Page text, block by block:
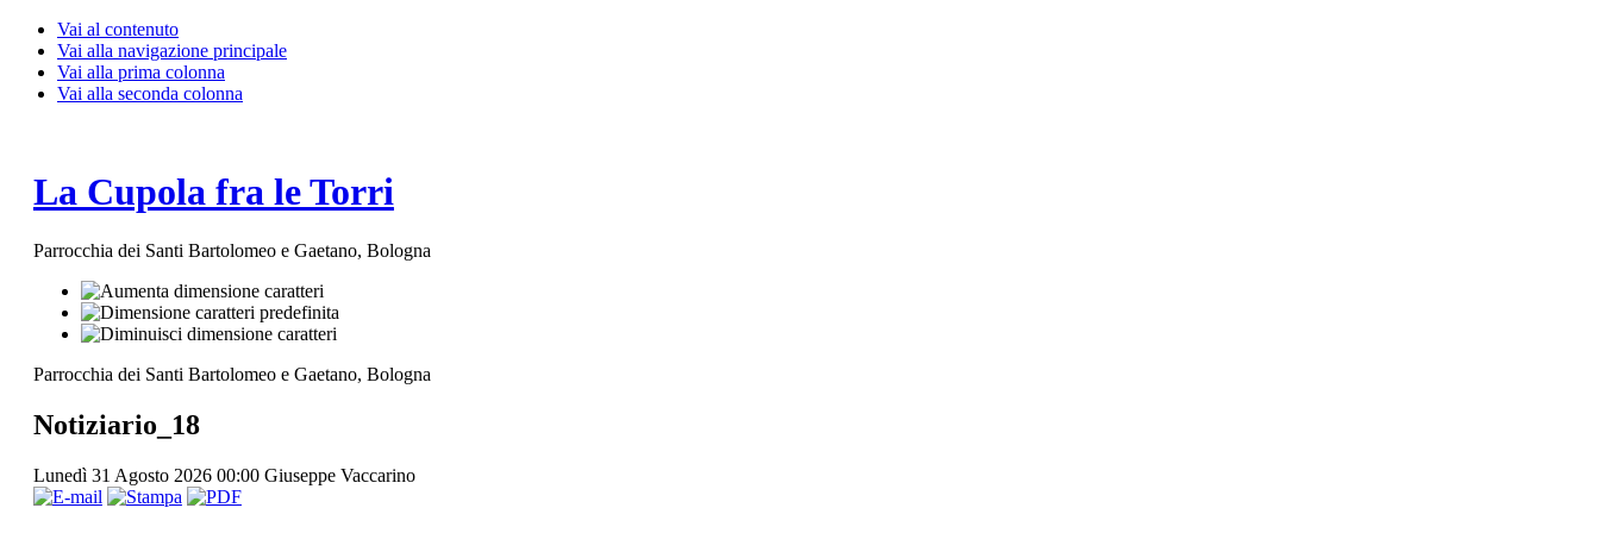
Vai al contenuto
Vai alla navigazione principale
Vai alla prima colonna
Vai alla seconda colonna
La Cupola fra le Torri
Parrocchia dei Santi Bartolomeo e Gaetano, Bologna
Parrocchia dei Santi Bartolomeo e Gaetano, Bologna
Notiziario_18
Lunedì 31 Agosto 2026 00:00 Giuseppe Vaccarino